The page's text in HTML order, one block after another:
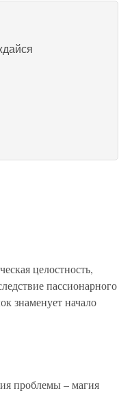
целостность,
пассионарного
знаменует начало
проблемы – магия